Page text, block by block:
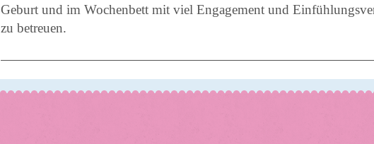
Geburt und im Wochenbett mit viel Engagement und
zu betreuen.